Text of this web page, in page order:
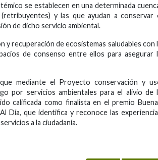
se establecen en una determinada
y las que ayudan a conservar
de dicho servicio ambiental.
y recuperación de ecosistemas saludables con
de consenso entre ellos para asegurar
mediante el Proyecto conservación y
por servicios ambientales para el alivio de
calificada como finalista en el premio
Día, que identifica y reconoce las
a la ciudadanía.